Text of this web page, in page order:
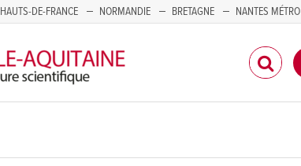
HAUTS-DE-FRANCE NORMANDIE BRETAGNE NANTES MÉTRO